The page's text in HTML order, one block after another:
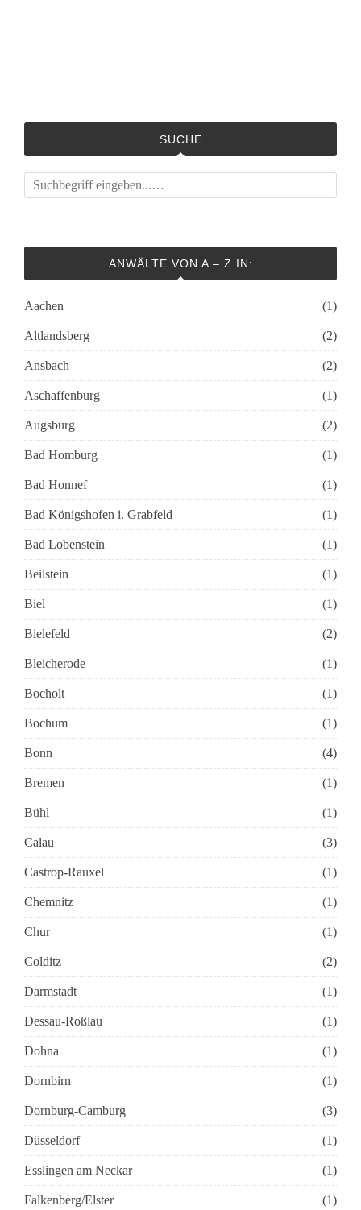
SUCHE
ANWÄLTE VON A – Z IN:
Aachen (1)
Altlandsberg (2)
Ansbach (2)
Aschaffenburg (1)
Augsburg (2)
Bad Homburg (1)
Bad Honnef (1)
Bad Königshofen i. Grabfeld (1)
Bad Lobenstein (1)
Beilstein (1)
Biel (1)
Bielefeld (2)
Bleicherode (1)
Bocholt (1)
Bochum (1)
Bonn (4)
Bremen (1)
Bühl (1)
Calau (3)
Castrop-Rauxel (1)
Chemnitz (1)
Chur (1)
Colditz (2)
Darmstadt (1)
Dessau-Roßlau (1)
Dohna (1)
Dornbirn (1)
Dornburg-Camburg (3)
Düsseldorf (1)
Esslingen am Neckar (1)
Falkenberg/Elster (1)